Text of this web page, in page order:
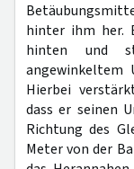
hinter ihm her.
hinten und
angewinkeltem
Hierbei
dass er seinen
Richtung des
Meter von der